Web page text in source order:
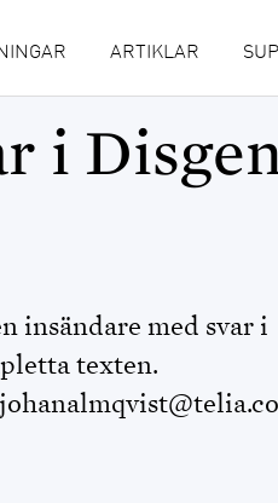
ARTIKLAR
i
insändare med svar i
texten.